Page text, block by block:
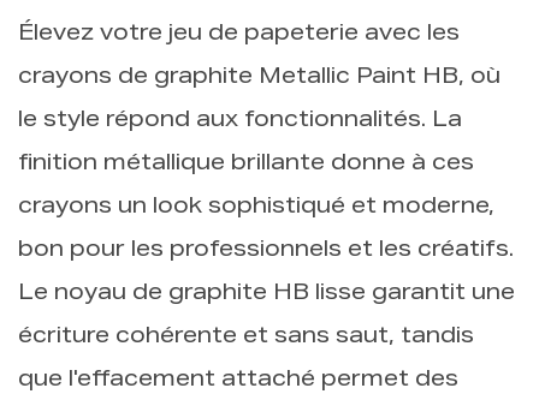
Élevez votre jeu de papeterie avec les
crayons de graphite Metallic Paint HB, où
le style répond aux fonctionnalités. La
finition métallique brillante donne à ces
crayons un look sophistiqué et moderne,
bon pour les professionnels et les créatifs.
Le noyau de graphite HB lisse garantit une
écriture cohérente et sans saut, tandis
que l'effacement attaché permet des